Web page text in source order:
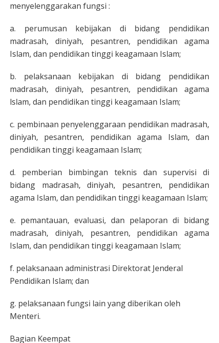
menyelenggarakan fungsi :
a. perumusan kebijakan di bidang pendidikan
madrasah, diniyah, pesantren, pendidikan agama
Islam, dan pendidikan tinggi keagamaan Islam;
b. pelaksanaan kebijakan di bidang pendidikan
madrasah, diniyah, pesantren, pendidikan agama
lslam, dan pendidikan tinggi keagamaan Islam;
c. pembinaan penyelenggaraan pendidikan madrasah,
diniyah, pesantren, pendidikan agama Islam, dan
pendidikan tinggi keagamaan Islam;
d. pemberian bimbingan teknis dan supervisi di
bidang madrasah, diniyah, pesantren, pendidikan
agama Islam, dan pendidikan tinggi keagamaan Islam;
e. pemantauan, evaluasi, dan pelaporan di bidang
madrasah, diniyah, pesantren, pendidikan agama
Islam, dan pendidikan tinggi keagamaan Islam;
f. pelaksanaan administrasi Direktorat Jenderal
Pendidikan Islam; dan
g. pelaksanaan fungsi lain yang diberikan oleh
Menteri.
Bagian Keempat